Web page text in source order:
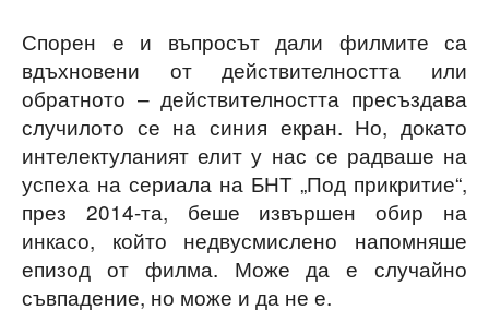
Спорен е и въпросът дали филмите са
вдъхновени от действителността или
обратното – действителността пресъздава
случилото се на синия екран. Но, докато
интелектуланият елит у нас се радваше на
успеха на сериала на БНТ „Под прикритие“,
през 2014-та, беше извършен обир на
инкасо, който недвусмислено напомняше
епизод от филма. Може да е случайно
съвпадение, но може и да не е.